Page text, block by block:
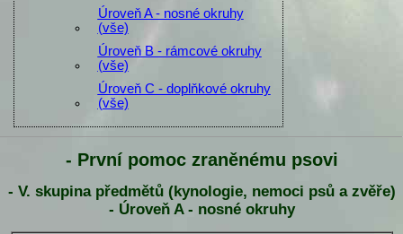
Úroveň A - nosné okruhy
(vše)
Úroveň B - rámcové okruhy
(vše)
Úroveň C - doplňkové okruhy
(vše)
- První pomoc zraněnému psovi
- V. skupina předmětů (kynologie, nemoci psů a zvěře)
- Úroveň A - nosné okruhy